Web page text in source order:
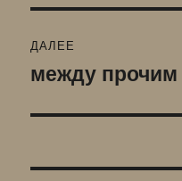
ДАЛЕЕ
Следующая
между прочим